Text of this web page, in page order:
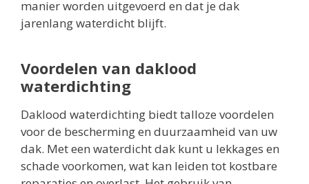
manier worden uitgevoerd en dat je dak
jarenlang waterdicht blijft.
Voordelen van daklood
waterdichting
Daklood waterdichting biedt talloze voordelen
voor de bescherming en duurzaamheid van uw
dak. Met een waterdicht dak kunt u lekkages en
schade voorkomen, wat kan leiden tot kostbare